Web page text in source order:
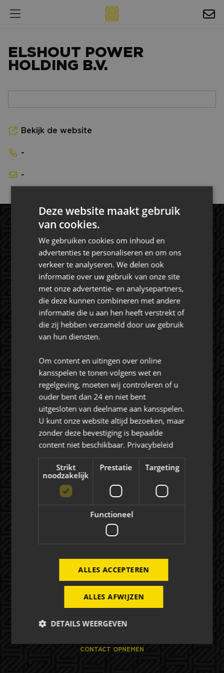
EXPOSURE
NAC ZAKELIJK
MAGAZINES
HORECA
BEDRIJVENGIDS
ELSHOUT POWER
HOLDING B.V.
Bekijk de website
-
-
Rat Verlegh Stadion
4815 NC Breda
commercie@nac.nl
Over NAC Zakelijk
NAC ZAKELIJK
EVENEMENTEN
FOTO'S
Mogelijkheden
EXPOSURE
CONTACT OPNEMEN
Deze website maakt gebruik
van cookies.
We gebruiken cookies om inhoud en
advertenties te personaliseren en om ons
verkeer te analyseren. We delen ook
informatie over uw gebruik van onze site
met onze advertentie- en analysepartners,
die deze kunnen combineren met andere
informatie die u aan hen heeft verstrekt of
die zij hebben verzameld door uw gebruik
van hun diensten.
Om content en uitingen over online
kansspelen te tonen volgens wet en
regelgeving, moeten wij controleren of u
ouder bent dan 24 en niet bent
uitgesloten van deelname aan kansspelen.
U kunt onze website altijd bezoeken, maar
zonder deze bevestiging is bepaalde
content niet beschikbaar. Privacybeleid
Strikt
noodzakelijk
Prestatie Targeting
Functioneel
ALLES ACCEPTEREN
ALLES AFWIJZEN
DETAILS WEERGEVEN